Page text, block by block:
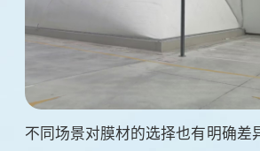
不同场景对膜材的选择也有明确差